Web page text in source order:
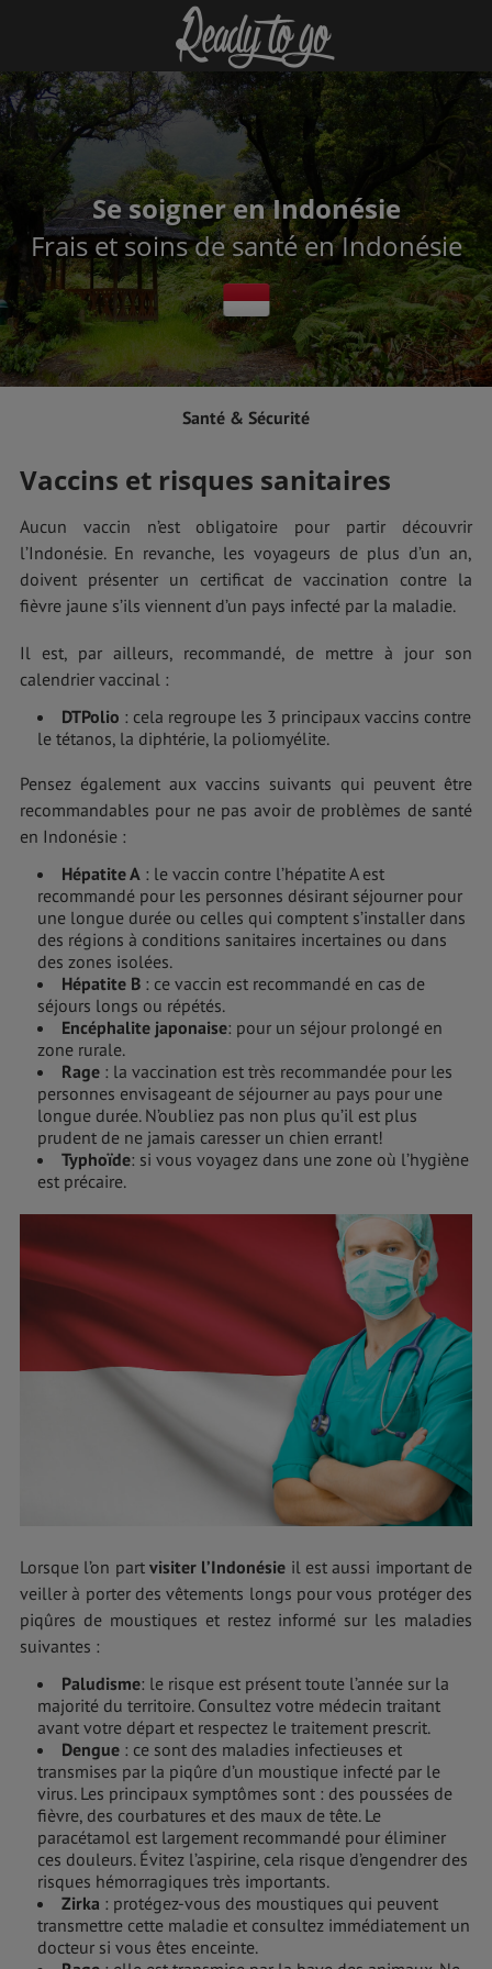
Se soigner en Indonésie
Frais et soins de santé en Indonésie
Santé & Sécurité
Vaccins et risques sanitaires
Aucun vaccin n’est obligatoire pour partir découvrir
l’Indonésie. En revanche, les voyageurs de plus d’un an,
doivent présenter un certificat de vaccination contre la
fièvre jaune s’ils viennent d’un pays infecté par la maladie.
Il est, par ailleurs, recommandé, de mettre à jour son
calendrier vaccinal :
DTPolio : cela regroupe les 3 principaux vaccins contre
le tétanos, la diphtérie, la poliomyélite.
Pensez également aux vaccins suivants qui peuvent être
recommandables pour ne pas avoir de problèmes de santé
en Indonésie :
Hépatite A : le vaccin contre l’hépatite A est
recommandé pour les personnes désirant séjourner pour
une longue durée ou celles qui comptent s’installer dans
des régions à conditions sanitaires incertaines ou dans
des zones isolées.
Hépatite B : ce vaccin est recommandé en cas de
séjours longs ou répétés.
Encéphalite japonaise: pour un séjour prolongé en
zone rurale.
Rage : la vaccination est très recommandée pour les
personnes envisageant de séjourner au pays pour une
longue durée. N’oubliez pas non plus qu’il est plus
prudent de ne jamais caresser un chien errant!
Typhoïde: si vous voyagez dans une zone où l’hygiène
est précaire.
Lorsque l’on part visiter l’Indonésie il est aussi important de
veiller à porter des vêtements longs pour vous protéger des
piqûres de moustiques et restez informé sur les maladies
suivantes :
Paludisme: le risque est présent toute l’année sur la
majorité du territoire. Consultez votre médecin traitant
avant votre départ et respectez le traitement prescrit.
Dengue : ce sont des maladies infectieuses et
transmises par la piqûre d’un moustique infecté par le
virus. Les principaux symptômes sont : des poussées de
fièvre, des courbatures et des maux de tête. Le
paracétamol est largement recommandé pour éliminer
ces douleurs. Évitez l’aspirine, cela risque d’engendrer des
risques hémorragiques très importants.
Zirka : protégez-vous des moustiques qui peuvent
transmettre cette maladie et consultez immédiatement un
docteur si vous êtes enceinte.